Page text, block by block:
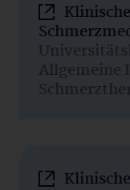
Allgemeine